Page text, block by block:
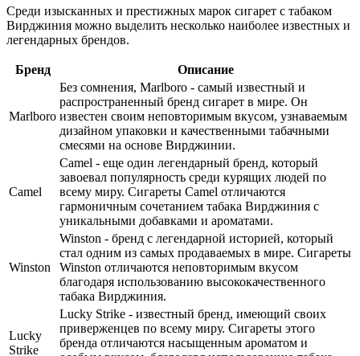
Среди изысканных и престижных марок сигарет с табаком
Вирджиния можно выделить несколько наиболее известных и
легендарных брендов.
Бренд Описание
Marlboro
Без сомнения, Marlboro - самый известный и
распространенный бренд сигарет в мире. Он
известен своим неповторимым вкусом, узнаваемым
дизайном упаковки и качественными табачными
смесями на основе Вирджинии.
Camel
Camel - еще один легендарный бренд, который
завоевал популярность среди курящих людей по
всему миру. Сигареты Camel отличаются
гармоничным сочетанием табака Вирджиния с
уникальными добавками и ароматами.
Winston
Winston - бренд с легендарной историей, который
стал одним из самых продаваемых в мире. Сигареты
Winston отличаются неповторимым вкусом
благодаря использованию высококачественного
табака Вирджиния.
Lucky
Strike
Lucky Strike - известный бренд, имеющий своих
приверженцев по всему миру. Сигареты этого
бренда отличаются насыщенным ароматом и